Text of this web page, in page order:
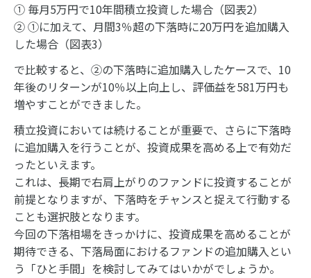
① 毎月5万円で10年間積立投資した場合（図表2）
② ①に加えて、月間3％超の下落時に20万円を追加購入
した場合（図表3）
で比較すると、②の下落時に追加購入したケースで、10
年後のリターンが10％以上向上し、評価益を581万円も
増やすことができました。
積立投資においては続けることが重要で、さらに下落時
に追加購入を行うことが、投資成果を高める上で有効だ
ったといえます。
これは、長期で右肩上がりのファンドに投資することが
前提となりますが、下落時をチャンスと捉えて行動する
ことも選択肢となります。
今回の下落相場をきっかけに、投資成果を高めることが
期待できる、下落局面におけるファンドの追加購入とい
う「ひと手間」を検討してみてはいかがでしょうか。